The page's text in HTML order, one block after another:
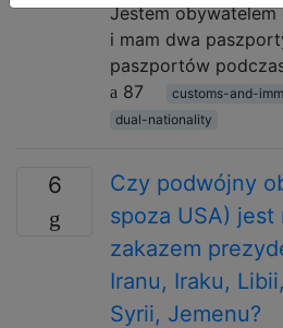
Jestem
i mam dwa
paszportów
87
customs-and-
dual-nationality
6
Czy podwójny
spoza USA)
zakazem
Iranu, Iraku,
Syrii, Jemenu?